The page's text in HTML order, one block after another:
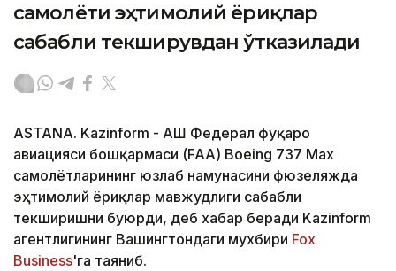
самолёти эҳтимолий ёриқлар
сабабли текширувдан ўтказилади
ASTANA. Kazinform - АҚШ Федерал фуқаро
авиацияси бошқармаси (FAA) Boeing 737 Max
самолётларининг юзлаб намунасини фюзеляжда
эҳтимолий ёриқлар мавжудлиги сабабли
текширишни буюрди, деб хабар беради Kazinform
агентлигининг Вашингтондаги мухбири Fox
Business'га таяниб.